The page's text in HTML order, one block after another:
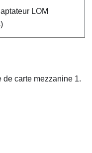
LOM
carte mezzanine 1.